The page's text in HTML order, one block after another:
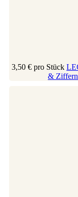
3,50 € pro Stück
&